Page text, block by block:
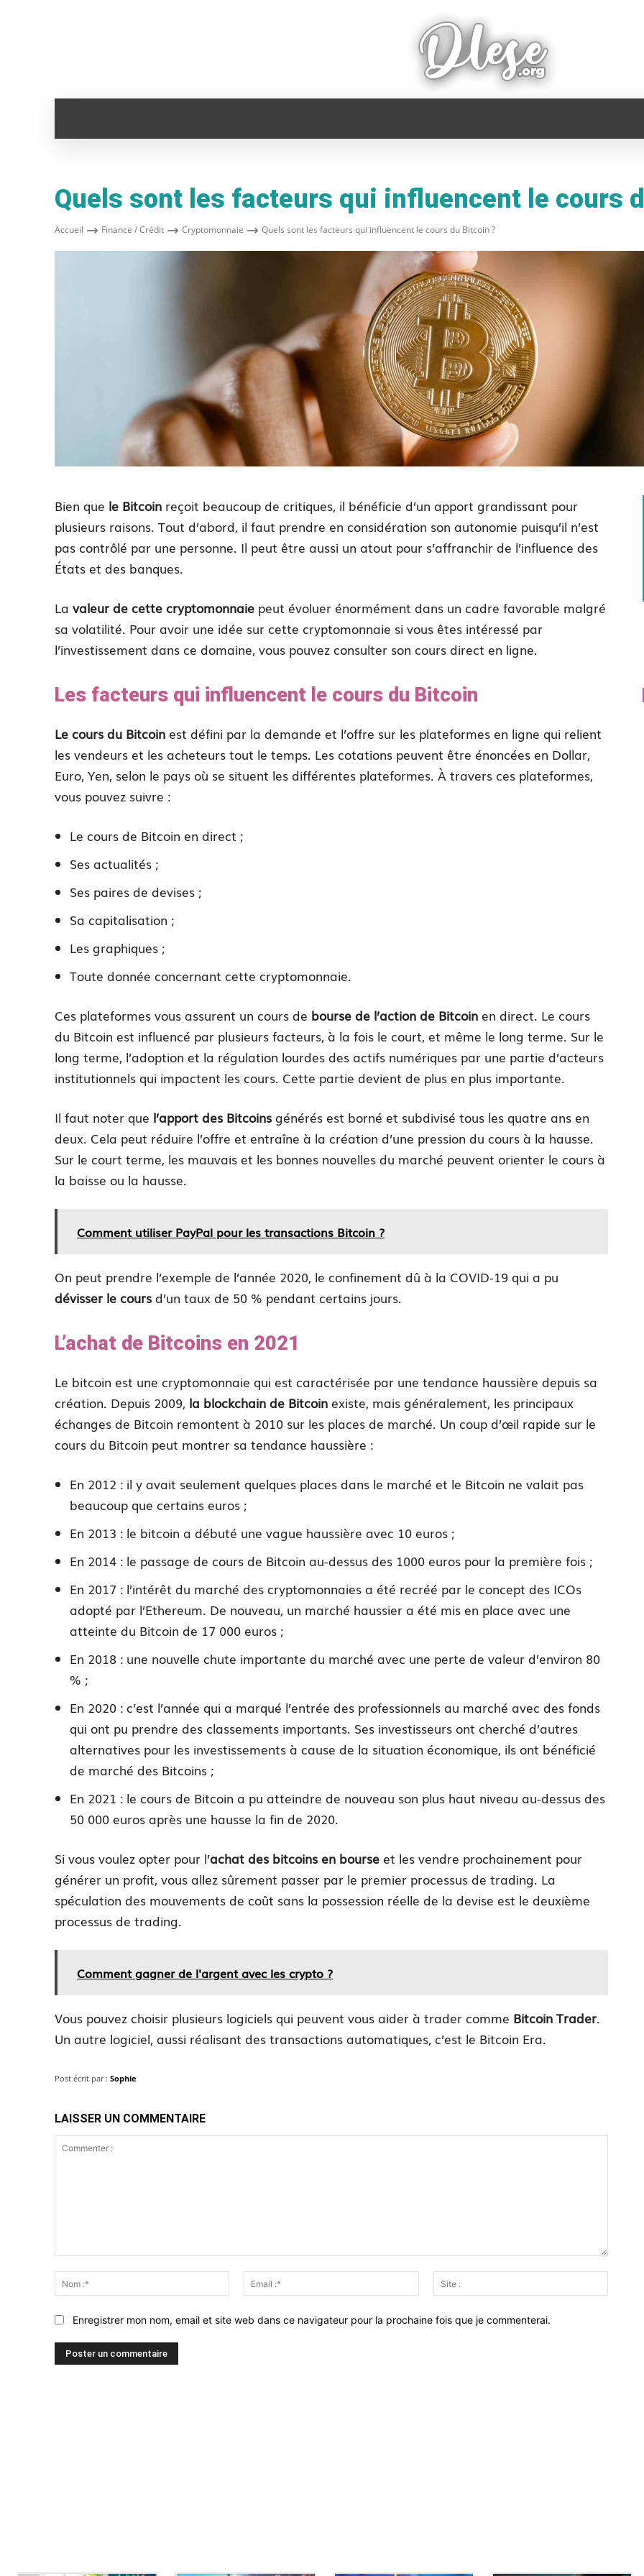
Quels sont les facteurs qui influencent le cours
Accueil Finance / Crédit Cryptomonnaie Quels sont les facteurs qui influencent le cours du Bitcoin ?
Bien que le Bitcoin reçoit beaucoup de critiques, il bénéficie d’un apport grandissant pour
plusieurs raisons. Tout d’abord, il faut prendre en considération son autonomie puisqu’il n’est
pas contrôlé par une personne. Il peut être aussi un atout pour s’affranchir de l’influence des
États et des banques.
La valeur de cette cryptomonnaie peut évoluer énormément dans un cadre favorable malgré
sa volatilité. Pour avoir une idée sur cette cryptomonnaie si vous êtes intéressé par
l’investissement dans ce domaine, vous pouvez consulter son cours direct en ligne.
Les facteurs qui influencent le cours du Bitcoin
Le cours du Bitcoin est défini par la demande et l’offre sur les plateformes en ligne qui relient
les vendeurs et les acheteurs tout le temps. Les cotations peuvent être énoncées en Dollar,
Euro, Yen, selon le pays où se situent les différentes plateformes. À travers ces plateformes,
vous pouvez suivre :
Le cours de Bitcoin en direct ;
Ses actualités ;
Ses paires de devises ;
Sa capitalisation ;
Les graphiques ;
Toute donnée concernant cette cryptomonnaie.
Ces plateformes vous assurent un cours de bourse de l’action de Bitcoin en direct. Le cours
du Bitcoin est influencé par plusieurs facteurs, à la fois le court, et même le long terme. Sur le
long terme, l’adoption et la régulation lourdes des actifs numériques par une partie d’acteurs
institutionnels qui impactent les cours. Cette partie devient de plus en plus importante.
Il faut noter que l’apport des Bitcoins générés est borné et subdivisé tous les quatre ans en
deux. Cela peut réduire l’offre et entraîne à la création d’une pression du cours à la hausse.
Sur le court terme, les mauvais et les bonnes nouvelles du marché peuvent orienter le cours à
la baisse ou la hausse.
Comment utiliser PayPal pour les transactions Bitcoin ?
On peut prendre l’exemple de l’année 2020, le confinement dû à la COVID-19 qui a pu
dévisser le cours d’un taux de 50 % pendant certains jours.
L’achat de Bitcoins en 2021
Le bitcoin est une cryptomonnaie qui est caractérisée par une tendance haussière depuis sa
création. Depuis 2009, la blockchain de Bitcoin existe, mais généralement, les principaux
échanges de Bitcoin remontent à 2010 sur les places de marché. Un coup d’œil rapide sur le
cours du Bitcoin peut montrer sa tendance haussière :
En 2012 : il y avait seulement quelques places dans le marché et le Bitcoin ne valait pas
beaucoup que certains euros ;
En 2013 : le bitcoin a débuté une vague haussière avec 10 euros ;
En 2014 : le passage de cours de Bitcoin au-dessus des 1000 euros pour la première fois ;
En 2017 : l’intérêt du marché des cryptomonnaies a été recréé par le concept des ICOs
adopté par l’Ethereum. De nouveau, un marché haussier a été mis en place avec une
atteinte du Bitcoin de 17 000 euros ;
En 2018 : une nouvelle chute importante du marché avec une perte de valeur d’environ 80
% ;
En 2020 : c’est l’année qui a marqué l’entrée des professionnels au marché avec des fonds
qui ont pu prendre des classements importants. Ses investisseurs ont cherché d’autres
alternatives pour les investissements à cause de la situation économique, ils ont bénéficié
de marché des Bitcoins ;
En 2021 : le cours de Bitcoin a pu atteindre de nouveau son plus haut niveau au-dessus des
50 000 euros après une hausse la fin de 2020.
Si vous voulez opter pour l’achat des bitcoins en bourse et les vendre prochainement pour
générer un profit, vous allez sûrement passer par le premier processus de trading. La
spéculation des mouvements de coût sans la possession réelle de la devise est le deuxième
processus de trading.
Comment gagner de l'argent avec les crypto ?
Vous pouvez choisir plusieurs logiciels qui peuvent vous aider à trader comme Bitcoin Trader.
Un autre logiciel, aussi réalisant des transactions automatiques, c’est le Bitcoin Era.
Post écrit par : Sophie
LAISSER UN COMMENTAIRE
:*
Email
:*
:
Enregistrer mon nom, email et site web dans ce navigateur pour la prochaine fois que je commenterai.